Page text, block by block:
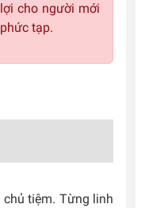
cho người mới
tạp.
tiệm. Từng linh